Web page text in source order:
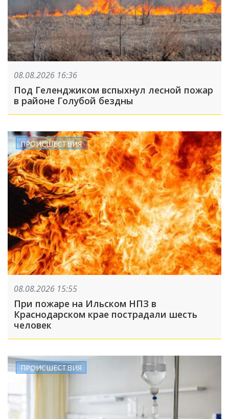
08.08.2026 16:36
Под Геленджиком вспыхнул лесной пожар
в районе Голубой бездны
ПРОИСШЕСТВИЯ
08.08.2026 15:55
При пожаре на Ильском НПЗ в
Краснодарском крае пострадали шесть
человек
ПРОИСШЕСТВИЯ